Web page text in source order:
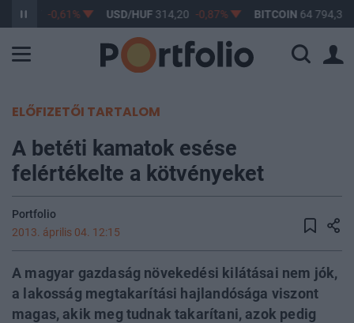
363,17 -0,61% USD/HUF314,20 -0,87% BITCOIN64 794,33
ELŐFIZETŐI TARTALOM
A betéti kamatok esése
felértékelte a kötvényeket
Portfolio
2013. április 04. 12:15
A magyar gazdaság növekedési kilátásai nem jók,
a lakosság megtakarítási hajlandósága viszont
magas, akik meg tudnak takarítani, azok pedig